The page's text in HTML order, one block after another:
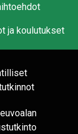
ja koulutukset